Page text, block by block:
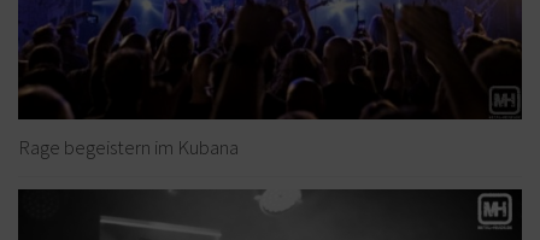
Rage begeistern im Kubana